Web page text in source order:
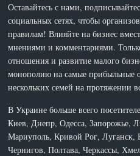
Оставайтесь с нами,
социальных сетях, чтобы
правилам! Влияйте на бизнес
мнениями и комментариями.
отношения и развитие малого
монополию на самые прибыльные
нескольких семей на протяжении
В Украине больше всего
Киев, Днепр, Одесса, Запорожье,
Мариуполь, Кривой Рог, Луганск,
Чернигов, Полтава, Черкассы,